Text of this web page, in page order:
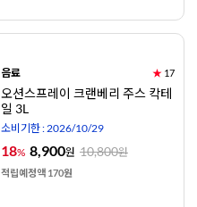
음료 ★ 17
오션스프레이 크랜베리 주스 칵테
일 3L
소비기한 : 2026/10/29
18% 8,900원 10,800원
적립예정액 170원